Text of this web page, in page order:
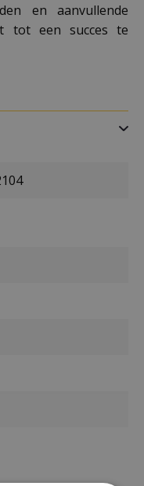
en aanvullende
tot een succes te